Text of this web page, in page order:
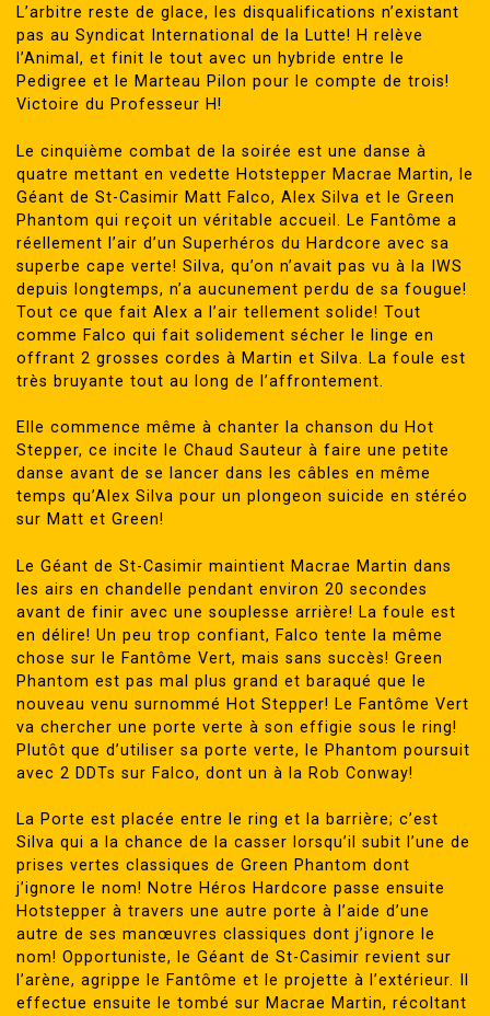
L’arbitre reste de glace, les disqualifications n’existant
pas au Syndicat International de la Lutte! H relève
l’Animal, et finit le tout avec un hybride entre le
Pedigree et le Marteau Pilon pour le compte de trois!
Victoire du Professeur H!
Le cinquième combat de la soirée est une danse à
quatre mettant en vedette Hotstepper Macrae Martin, le
Géant de St-Casimir Matt Falco, Alex Silva et le Green
Phantom qui reçoit un véritable accueil. Le Fantôme a
réellement l’air d’un Superhéros du Hardcore avec sa
superbe cape verte! Silva, qu’on n’avait pas vu à la IWS
depuis longtemps, n’a aucunement perdu de sa fougue!
Tout ce que fait Alex a l’air tellement solide! Tout
comme Falco qui fait solidement sécher le linge en
offrant 2 grosses cordes à Martin et Silva. La foule est
très bruyante tout au long de l’affrontement.
Elle commence même à chanter la chanson du Hot
Stepper, ce incite le Chaud Sauteur à faire une petite
danse avant de se lancer dans les câbles en même
temps qu’Alex Silva pour un plongeon suicide en stéréo
sur Matt et Green!
Le Géant de St-Casimir maintient Macrae Martin dans
les airs en chandelle pendant environ 20 secondes
avant de finir avec une souplesse arrière! La foule est
en délire! Un peu trop confiant, Falco tente la même
chose sur le Fantôme Vert, mais sans succès! Green
Phantom est pas mal plus grand et baraqué que le
nouveau venu surnommé Hot Stepper! Le Fantôme Vert
va chercher une porte verte à son effigie sous le ring!
Plutôt que d’utiliser sa porte verte, le Phantom poursuit
avec 2 DDTs sur Falco, dont un à la Rob Conway!
La Porte est placée entre le ring et la barrière; c’est
Silva qui a la chance de la casser lorsqu’il subit l’une de
prises vertes classiques de Green Phantom dont
j’ignore le nom! Notre Héros Hardcore passe ensuite
Hotstepper à travers une autre porte à l’aide d’une
autre de ses manœuvres classiques dont j’ignore le
nom! Opportuniste, le Géant de St-Casimir revient sur
l’arène, agrippe le Fantôme et le projette à l’extérieur. Il
effectue ensuite le tombé sur Macrae Martin, récoltant